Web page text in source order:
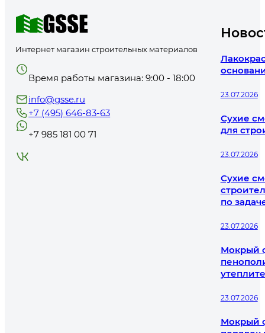
Интернет магазин строительных материалов
Время работы магазина: 9:00 - 18:00
info@gsse.ru
+7 (495) 646-83-63
+7 985 181 00 71
23.07.2026
Сухие
для
23.07.2026
Сухие
по
23.07.2026
Мокрый
23.07.2026
Мокрый